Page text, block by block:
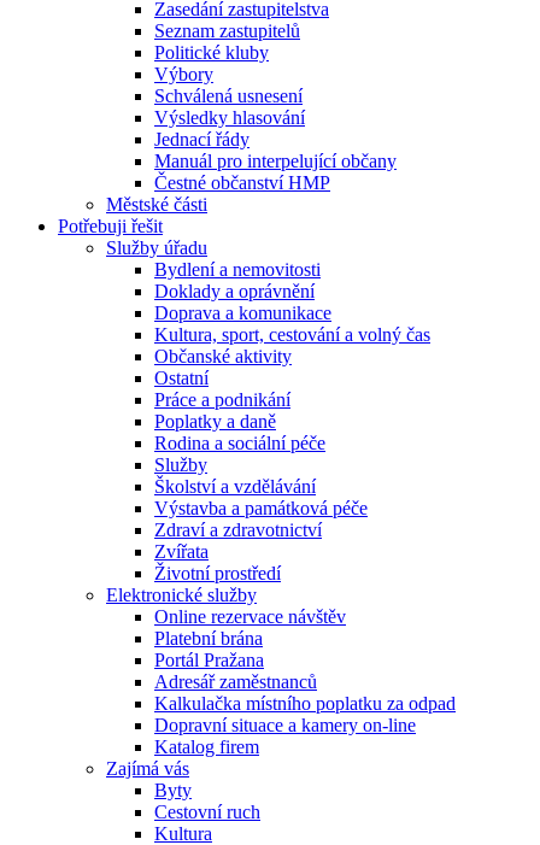
Zasedání zastupitelstva
Seznam zastupitelů
Politické kluby
Výbory
Schválená usnesení
Výsledky hlasování
Jednací řády
Manuál pro interpelující občany
Čestné občanství HMP
Městské části
Potřebuji řešit
Služby úřadu
Bydlení a nemovitosti
Doklady a oprávnění
Doprava a komunikace
Kultura, sport, cestování a volný čas
Občanské aktivity
Ostatní
Práce a podnikání
Poplatky a daně
Rodina a sociální péče
Služby
Školství a vzdělávání
Výstavba a památková péče
Zdraví a zdravotnictví
Zvířata
Životní prostředí
Elektronické služby
Online rezervace návštěv
Platební brána
Portál Pražana
Adresář zaměstnanců
Kalkulačka místního poplatku za odpad
Dopravní situace a kamery on-line
Katalog firem
Zajímá vás
Byty
Cestovní ruch
Kultura